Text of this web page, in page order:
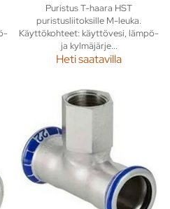
Puristus T-haara HST
puristusliitoksille M-leuka.
Käyttökohteet: käyttövesi, lämpö-
ja kylmäjärje...
Heti saatavilla